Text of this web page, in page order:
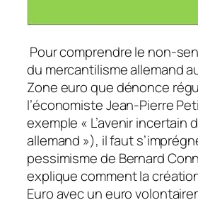
Pour comprendre le non-
du mercantilisme allemand
Zone euro que dénonce
l’économiste Jean-Pierre
exemple « L’avenir incertain
allemand »), il faut
pessimisme de Bernard
explique comment la
Euro avec un euro